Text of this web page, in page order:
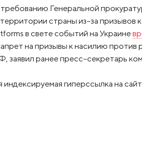
Генеральной
страны из-за призывов
в свете событий на Украине
на призывы к насилию против
заявил ранее пресс-секретарь
гиперссылка на сайт